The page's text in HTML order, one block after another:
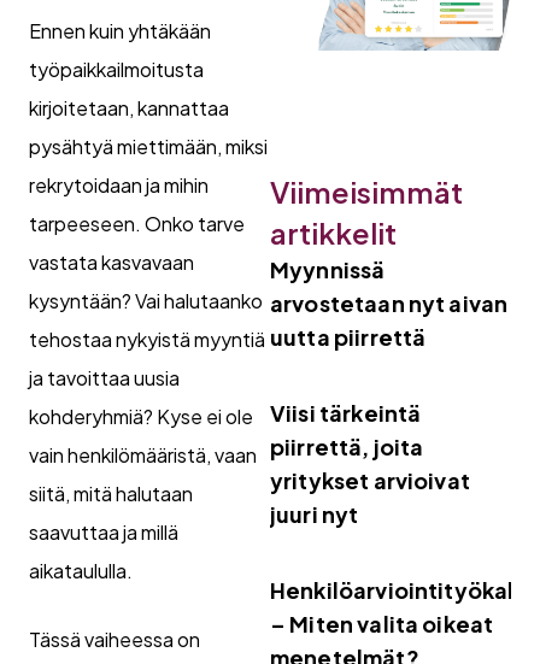
Ennen kuin yhtäkään
työpaikkailmoitusta
kirjoitetaan, kannattaa
pysähtyä miettimään, miksi
rekrytoidaan ja mihin
tarpeeseen. Onko tarve
vastata kasvavaan
kysyntään? Vai halutaanko
tehostaa nykyistä myyntiä
ja tavoittaa uusia
kohderyhmiä? Kyse ei ole
vain henkilömääristä, vaan
siitä, mitä halutaan
saavuttaa ja millä
aikataululla.
Tässä vaiheessa on
Viimeisimmät
artikkelit
Myynnissä
arvostetaan nyt aivan
uutta piirrettä
Viisi tärkeintä
piirrettä, joita
yritykset arvioivat
juuri nyt
Henkilöarviointityökalut
– Miten valita oikeat
menetelmät?